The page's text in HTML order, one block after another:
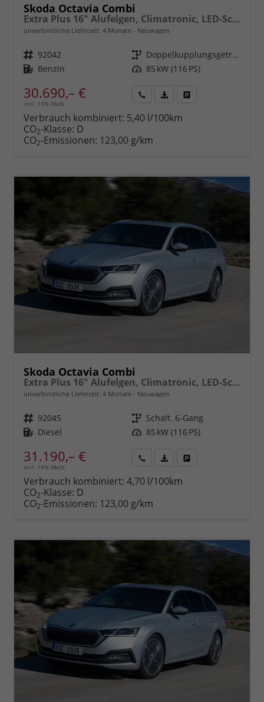
Skoda Octavia Combi
Extra Plus 16" Alufelgen, Climatronic, LED-Scheinwerfer, Parksensoren hinten, Radio 10" + Wireless Smartlink, Tempomat, Multifunktions-Lederlenkrad, Dachreling uvm.
unverbindliche Lieferzeit: 4 Monate Neuwagen
Fahrzeugnr. 92042 Getriebe
Doppelkupplungsgetriebe (DSG)
Kraftstoff Benzin Leistung 85 kW (116 PS)
30.690,– €
incl. 19% MwSt.
anfordern
Datei,
Verbrauch kombiniert: 5,40 l/100km
CO2-Klasse: D
CO2-Emissionen: 123,00 g/km
Skoda Octavia Combi
Extra Plus 16" Alufelgen, Climatronic, LED-Scheinwerfer, Parksensoren hinten, Radio 10" + Wireless Smartlink, Tempomat, Multifunktions-Lederlenkrad, Dachreling uvm.
unverbindliche Lieferzeit: 4 Monate Neuwagen
Fahrzeugnr. 92045 Getriebe Schalt. 6-Gang
Kraftstoff Diesel Leistung 85 kW (116 PS)
31.190,– €
incl. 19% MwSt.
anfordern
Datei,
Verbrauch kombiniert: 4,70 l/100km
CO2-Klasse: D
CO2-Emissionen: 123,00 g/km